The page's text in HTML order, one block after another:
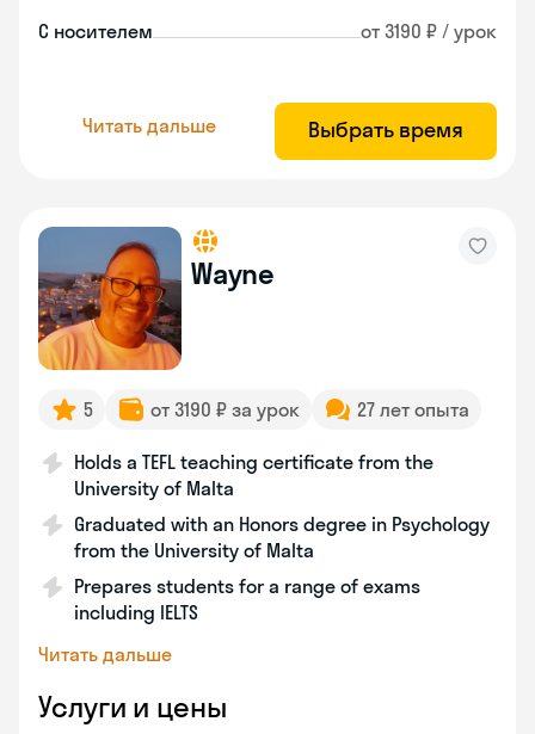
С носителем от 3190 ₽ / урок
Читать дальше Выбрать время
Wayne
5 от 3190 ₽ за урок 27 лет опыта
Holds a TEFL teaching certificate from the
University of Malta
Graduated with an Honors degree in Psychology
from the University of Malta
Prepares students for a range of exams
including IELTS
Читать дальше
Услуги и цены